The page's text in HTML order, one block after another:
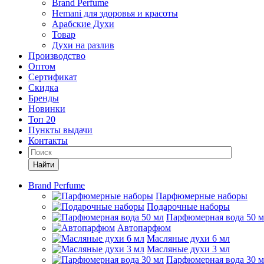
Brand Perfume
Hemani для здоровья и красоты
Арабские Духи
Товар
Духи на разлив
Производство
Оптом
Сертификат
Скидка
Бренды
Новинки
Топ 20
Пункты выдачи
Контакты
Найти
Brand Perfume
Парфюмерные наборы
Подарочные наборы
Парфюмерная вода 50
Автопарфюм
Масляные духи 6 мл
Масляные духи 3 мл
Парфюмерная вода 30